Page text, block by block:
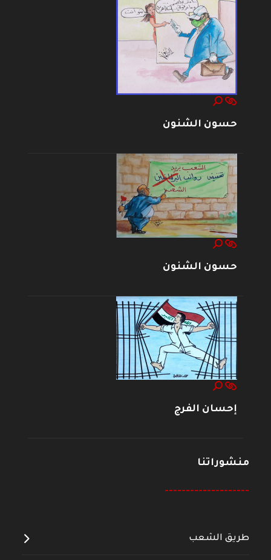
حسون الشنون
حسون الشنون
إحسان الفرج
منشوراتنا
--------------------
طريق الشعب